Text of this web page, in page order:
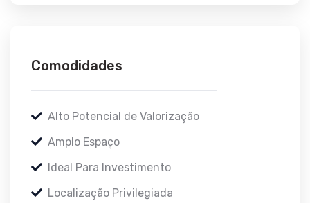
Comodidades
Alto Potencial de Valorização
Amplo Espaço
Ideal Para Investimento
Localização Privilegiada